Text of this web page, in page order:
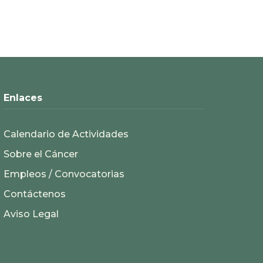
Enlaces
Calendario de Actividades
Sobre el Cáncer
Empleos / Convocatorias
Contáctenos
Aviso Legal